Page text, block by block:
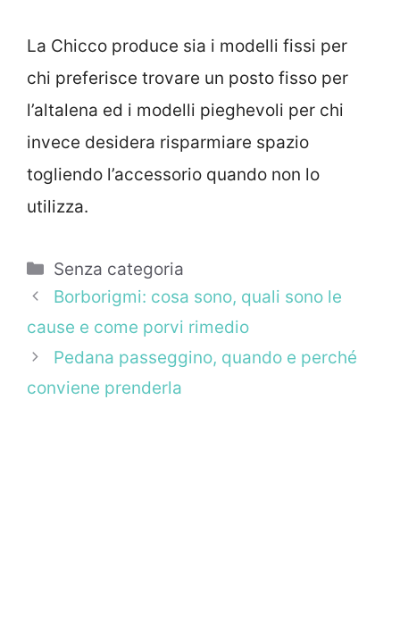
La Chicco produce sia i modelli fissi per
chi preferisce trovare un posto fisso per
l’altalena ed i modelli pieghevoli per chi
invece desidera risparmiare spazio
togliendo l’accessorio quando non lo
utilizza.
Categorie
Senza categoria
Borborigmi: cosa sono, quali sono le
cause e come porvi rimedio
Pedana passeggino, quando e perché
conviene prenderla